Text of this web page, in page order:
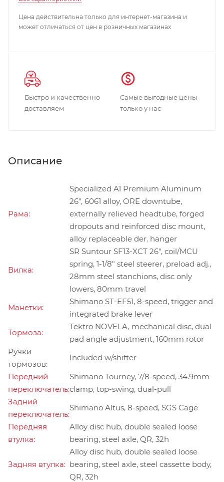
Цена действительна только для интернет-магазина и
может отличаться от цен в розничных магазинах
Быстро и качественно
доставляем
Самые выгодные цены
только у нас
Описание
Рама:
Specialized A1 Premium Aluminum
26", 6061 alloy, ORE downtube,
externally relieved headtube, forged
dropouts and reinforced disc mount,
alloy replaceable der. hanger
Вилка:
SR Suntour SF13-XCT 26", coil/MCU
spring, 1-1/8" steel steerer, preload adj.,
28mm steel stanchions, disc only
lowers, 80mm travel
Манетки:
Shimano ST-EF51, 8-speed, trigger and
integrated brake lever
Тормоза:
Tektro NOVELA, mechanical disc, dual
pad angle adjustment, 160mm rotor
Ручки
тормозов:
Included w/shifter
Передний
переключатель:
Shimano Tourney, 7/8-speed, 34.9mm
clamp, top-swing, dual-pull
Задний
переключатель:
Shimano Altus, 8-speed, SGS Cage
Передняя
втулка:
Alloy disc hub, double sealed loose
bearing, steel axle, QR, 32h
Задняя втулка:
Alloy disc hub, double sealed loose
bearing, steel axle, steel cassette body,
QR, 32h